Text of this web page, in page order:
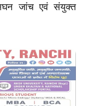
जांच एवं संयुक्त